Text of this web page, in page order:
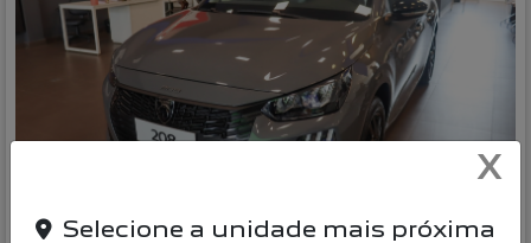
Compartilhe
X
Selecione a unidade mais próxima